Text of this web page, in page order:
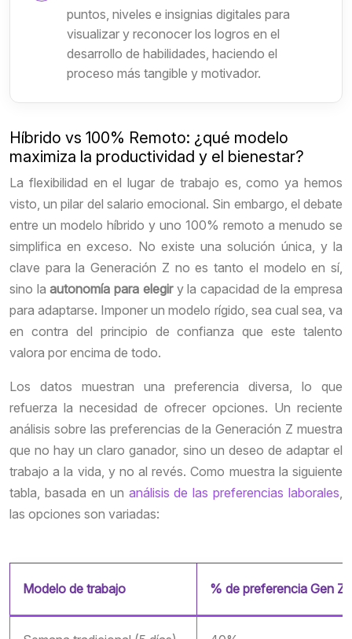
puntos, niveles e insignias digitales para
visualizar y reconocer los logros en el
desarrollo de habilidades, haciendo el
proceso más tangible y motivador.
Híbrido vs 100% Remoto: ¿qué modelo
maximiza la productividad y el bienestar?
La flexibilidad en el lugar de trabajo es, como ya hemos
visto, un pilar del salario emocional. Sin embargo, el debate
entre un modelo híbrido y uno 100% remoto a menudo se
simplifica en exceso. No existe una solución única, y la
clave para la Generación Z no es tanto el modelo en sí,
sino laautonomía para elegiry la capacidad de la empresa
para adaptarse. Imponer un modelo rígido, sea cual sea, va
en contra del principio de confianza que este talento
valora por encima de todo.
Los datos muestran una preferencia diversa, lo que
refuerza la necesidad de ofrecer opciones. Un reciente
análisis sobre las preferencias de la Generación Z muestra
que no hay un claro ganador, sino un deseo de adaptar el
trabajo a la vida, y no al revés. Como muestra la siguiente
tabla, basada en un análisis de las preferencias laborales
las opciones son variadas:
Modelo de trabajo % de preferencia Gen Z